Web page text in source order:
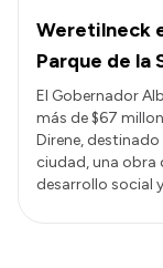
Weretilneck
Parque de la
El Gobernador
más de $67
Direne, destinado
ciudad, una obra
desarrollo social